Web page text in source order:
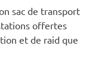
sac de transport
offertes
et de raid que